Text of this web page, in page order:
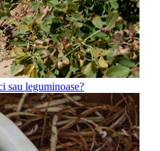
sau leguminoase?